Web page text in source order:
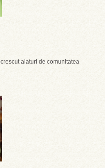
alaturi de comunitatea